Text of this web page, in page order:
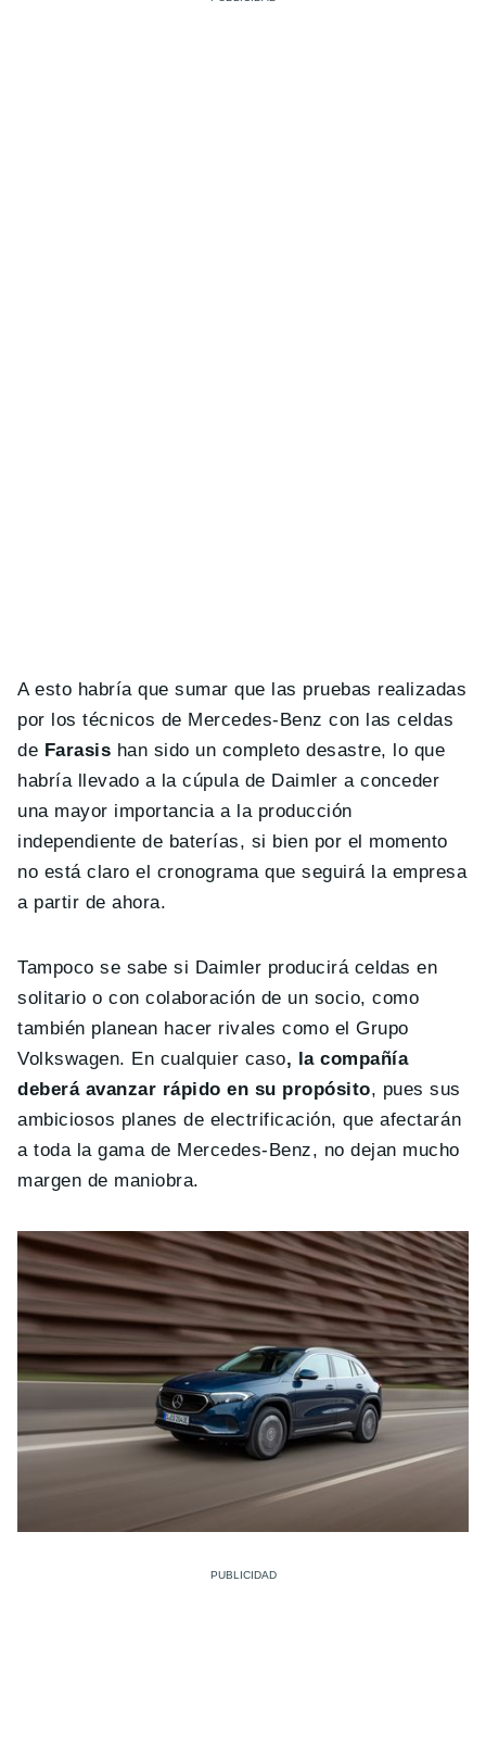
A esto habría que sumar que las pruebas realizadas
por los técnicos de Mercedes-Benz con las celdas
de Farasis han sido un completo desastre, lo que
habría llevado a la cúpula de Daimler a conceder
una mayor importancia a la producción
independiente de baterías, si bien por el momento
no está claro el cronograma que seguirá la empresa
a partir de ahora.
Tampoco se sabe si Daimler producirá celdas en
solitario o con colaboración de un socio, como
también planean hacer rivales como el Grupo
Volkswagen. En cualquier caso, la compañía
deberá avanzar rápido en su propósito, pues sus
ambiciosos planes de electrificación, que afectarán
a toda la gama de Mercedes-Benz, no dejan mucho
margen de maniobra.